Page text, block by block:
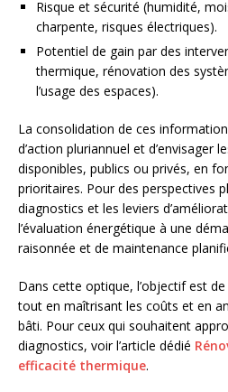
Risque et sécurité (humidité,
charpente, risques électriques).
Potentiel de gain par des
thermique, rénovation des
l’usage des espaces).
La consolidation de ces
d’action pluriannuel et d’envisager
disponibles, publics ou privés, en
prioritaires. Pour des perspectives
diagnostics et les leviers
l’évaluation énergétique à une
raisonnée et de maintenance
Dans cette optique, l’objectif est
tout en maîtrisant les coûts et en
bâti. Pour ceux qui souhaitent
diagnostics, voir l’article dédié
efficacité thermique.